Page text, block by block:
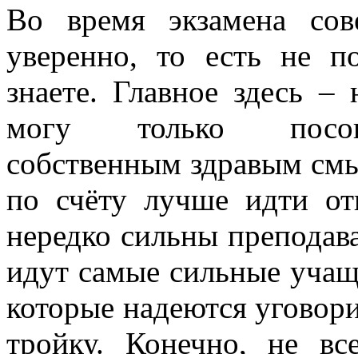
Во время экзамена
уверенно, то есть не
знаете. Главное здесь
могу только
собственным здравым
по счёту лучше идти
нередко сильны
идут самые сильные
которые надеются
тройку. Конечно, не